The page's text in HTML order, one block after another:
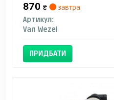
870 ₴
завтра
Артикул:
Van Wezel
ПРИДБАТИ